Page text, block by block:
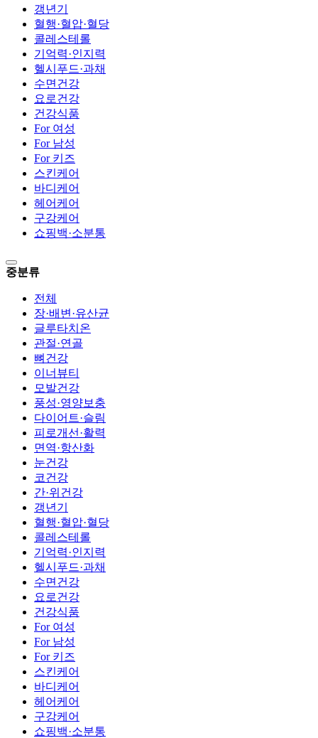
갱년기
혈행·혈압·혈당
콜레스테롤
기억력·인지력
헬시푸드·과채
수면건강
요로건강
건강식품
For 여성
For 남성
For 키즈
스킨케어
바디케어
헤어케어
구강케어
쇼핑백·소분통
중분류
전체
장·배변·유산균
글루타치온
관절·연골
뼈건강
이너뷰티
모발건강
풍성·영양보충
다이어트·슬림
피로개선·활력
면역·항산화
눈건강
코건강
간·위건강
갱년기
혈행·혈압·혈당
콜레스테롤
기억력·인지력
헬시푸드·과채
수면건강
요로건강
건강식품
For 여성
For 남성
For 키즈
스킨케어
바디케어
헤어케어
구강케어
쇼핑백·소분통